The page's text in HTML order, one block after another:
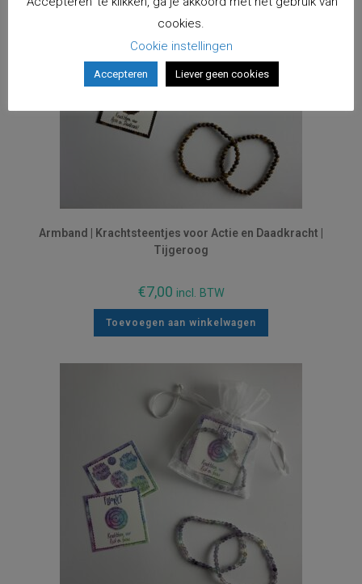
Armband | Krachtsteentjes voor Actie en Daadkracht |
Tijgeroog
€7,00 incl. BTW
Toevoegen aan winkelwagen
cookies.
Cookie instellingen
Accepteren Liever geen cookies